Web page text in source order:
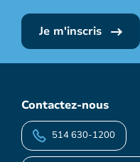
Je m'inscris
Contactez-nous
514 630-1200